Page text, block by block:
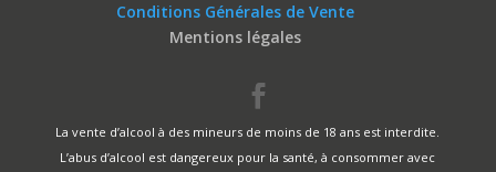
Conditions Générales de Vente
Mentions légales
La vente d’alcool à des mineurs de moins de 18 ans est interdite.
L’abus d’alcool est dangereux pour la santé, à consommer avec